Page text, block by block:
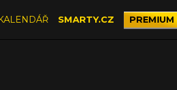
SMARTY.CZ PREMIUM